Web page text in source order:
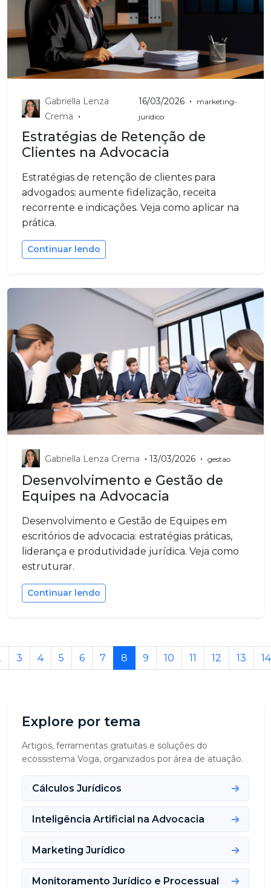
Gabriella Lenza
Crema •
16/03/2026 •
marketing-
juridico
Estratégias de Retenção de
Clientes na Advocacia
Estratégias de retenção de clientes para
advogados: aumente fidelização, receita
recorrente e indicações. Veja como aplicar na
prática.
Continuar lendo
Gabriella Lenza Crema • 13/03/2026 • gestao
Desenvolvimento e Gestão de
Equipes na Advocacia
Desenvolvimento e Gestão de Equipes em
escritórios de advocacia: estratégias práticas,
liderança e produtividade jurídica. Veja como
estruturar.
Continuar lendo
3 4 5 6 7 8 9 10 11 12 13 14
Explore por tema
Artigos, ferramentas gratuitas e soluções do
ecossistema Voga, organizados por área de atuação.
Cálculos Jurídicos
Inteligência Artificial na Advocacia
Marketing Jurídico
Monitoramento Jurídico e Processual